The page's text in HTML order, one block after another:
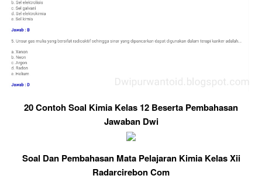
20 Contoh Soal Kimia Kelas 12 Beserta Pembahasan
Jawaban Dwi
Soal Dan Pembahasan Mata Pelajaran Kimia Kelas Xii
Radarcirebon Com